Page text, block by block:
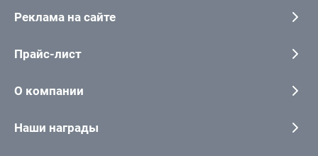
Реклама на сайте
Прайс-лист
О компании
Наши награды